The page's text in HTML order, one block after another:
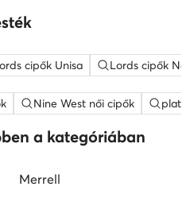
cipők Unisa Lords cipők
Nine West női cipők
a kategóriában
Merrell